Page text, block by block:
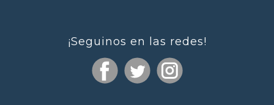
¡Seguinos en las redes!